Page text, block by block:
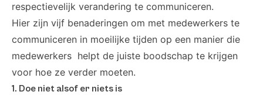
respectievelijk verandering te communiceren.
Hier zijn vijf benaderingen om met medewerkers te
communiceren in moeilijke tijden op een manier die
medewerkers helpt de juiste boodschap te krijgen
voor hoe ze verder moeten.
1. Doe niet alsof er niets is